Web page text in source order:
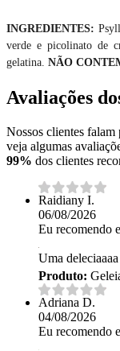
INGREDIENTES:
verde e picolinato de
gelatina. NÃO
Avaliações
Nossos clientes falam
veja algumas
99% dos clientes
Raidiany I.
06/08/2026
Eu recomendo
Uma deleciaaaa
Produto:
Adriana D.
04/08/2026
Eu recomendo